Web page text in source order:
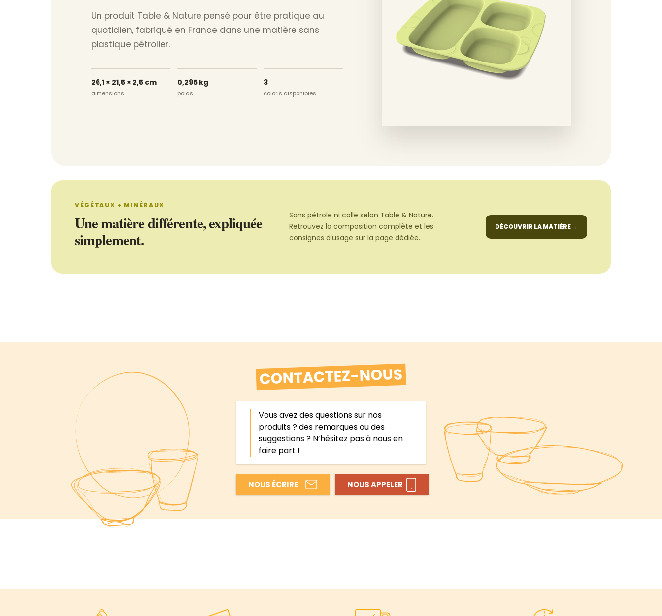
Un produit Table & Nature pensé pour être pratique au
quotidien, fabriqué en France dans une matière sans
plastique pétrolier.
26,1 × 21,5 × 2,5 cm
dimensions
0,295 kg
poids
3
coloris disponibles
VÉGÉTAUX + MINÉRAUX
Une matière différente, expliquée
simplement.
Sans pétrole ni colle selon Table & Nature.
Retrouvez la composition complète et les
consignes d'usage sur la page dédiée.
DÉCOUVRIR LA MATIÈRE →
CONTACTEZ-NOUS
Vous avez des questions sur nos
produits ? des remarques ou des
suggestions ? N’hésitez pas à nous en
faire part !
NOUS ÉCRIRE NOUS APPELER